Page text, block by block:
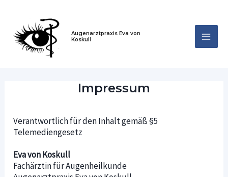
springen
Augenarztpraxis Eva von
Koskull
Impressum
Verantwortlich für den Inhalt gemäß §5
Telemediengesetz
Eva von Koskull
Fachärztin für Augenheilkunde